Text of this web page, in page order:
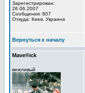
Зарегистрирован:
26.06.2007
Сообщения: 807
Откуда: Киев. Украина
Вернуться к началу
Mave®ick
вежливый